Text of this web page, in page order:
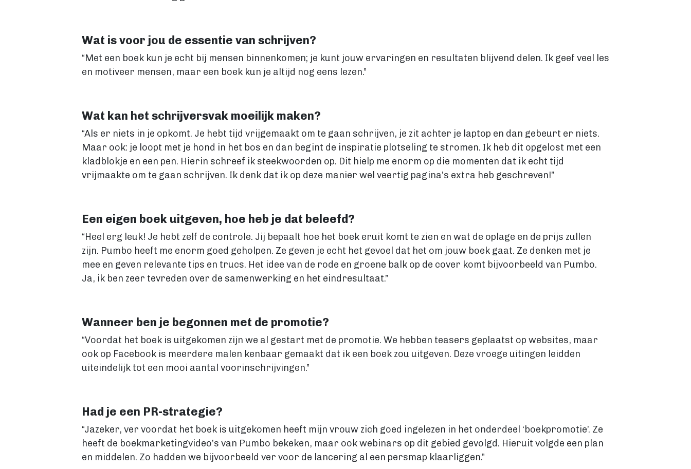
Wat is voor jou de essentie van schrijven?
“Met een boek kun je echt bij mensen binnenkomen; je kunt jouw ervaringen en resultaten blijvend delen. Ik geef veel les
en motiveer mensen, maar een boek kun je altijd nog eens lezen.”
Wat kan het schrijversvak moeilijk maken?
“Als er niets in je opkomt. Je hebt tijd vrijgemaakt om te gaan schrijven, je zit achter je laptop en dan gebeurt er niets.
Maar ook: je loopt met je hond in het bos en dan begint de inspiratie plotseling te stromen. Ik heb dit opgelost met een
kladblokje en een pen. Hierin schreef ik steekwoorden op. Dit hielp me enorm op die momenten dat ik echt tijd
vrijmaakte om te gaan schrijven. Ik denk dat ik op deze manier wel veertig pagina’s extra heb geschreven!”
Een eigen boek uitgeven, hoe heb je dat beleefd?
“Heel erg leuk! Je hebt zelf de controle. Jij bepaalt hoe het boek eruit komt te zien en wat de oplage en de prijs zullen
zijn. Pumbo heeft me enorm goed geholpen. Ze geven je echt het gevoel dat het om jouw boek gaat. Ze denken met je
mee en geven relevante tips en trucs. Het idee van de rode en groene balk op de cover komt bijvoorbeeld van Pumbo.
Ja, ik ben zeer tevreden over de samenwerking en het eindresultaat.”
Wanneer ben je begonnen met de promotie?
“Voordat het boek is uitgekomen zijn we al gestart met de promotie. We hebben teasers geplaatst op websites, maar
ook op Facebook is meerdere malen kenbaar gemaakt dat ik een boek zou uitgeven. Deze vroege uitingen leidden
uiteindelijk tot een mooi aantal voorinschrijvingen.”
Had je een PR-strategie?
“Jazeker, ver voordat het boek is uitgekomen heeft mijn vrouw zich goed ingelezen in het onderdeel ‘boekpromotie’. Ze
heeft de boekmarketingvideo’s van Pumbo bekeken, maar ook webinars op dit gebied gevolgd. Hieruit volgde een plan
en middelen. Zo hadden we bijvoorbeeld ver voor de lancering al een persmap klaarliggen.”